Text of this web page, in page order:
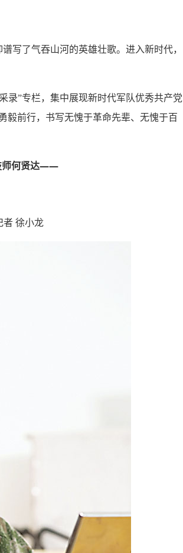
写了气吞山河的英雄壮歌。进入新时代，
录”专栏，集中展现新时代军队优秀共产党
毅前行，书写无愧于革命先辈、无愧于百
师何贤达——
者 徐小龙